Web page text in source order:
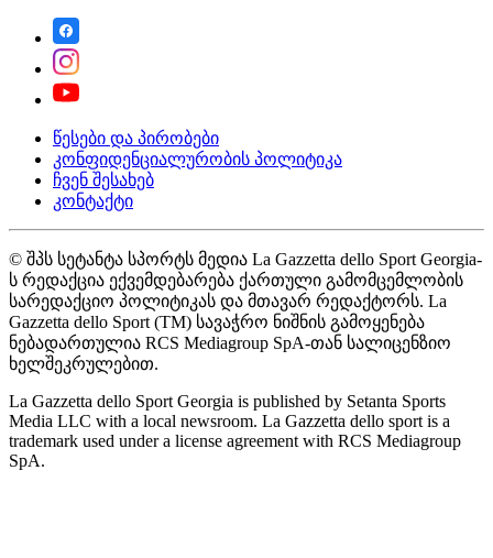
წესები და პირობები
კონფიდენციალურობის პოლიტიკა
ჩვენ შესახებ
კონტაქტი
© შპს სეტანტა სპორტს მედია La Gazzetta dello Sport Georgia-
ს რედაქცია ექვემდებარება ქართული გამომცემლობის
სარედაქციო პოლიტიკას და მთავარ რედაქტორს. La
Gazzetta dello Sport (TM) სავაჭრო ნიშნის გამოყენება
ნებადართულია RCS Mediagroup SpA-თან სალიცენზიო
ხელშეკრულებით.
La Gazzetta dello Sport Georgia is published by Setanta Sports
Media LLC with a local newsroom. La Gazzetta dello sport is a
trademark used under a license agreement with RCS Mediagroup
SpA.